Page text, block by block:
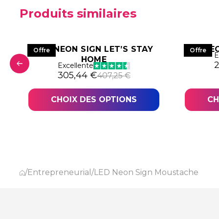
Produits similaires
€.
€.
Offre
LED NEON SIGN LET’S STAY
HOME
Excellente
407,25€
Le prix initial était : 407,25 €.
305,44 €
Le prix actuel est : 305,44 €.
CHOIX DES OPTIONS
Offre
LED
/Entrepreneurial /LED Neon Sign Moustache